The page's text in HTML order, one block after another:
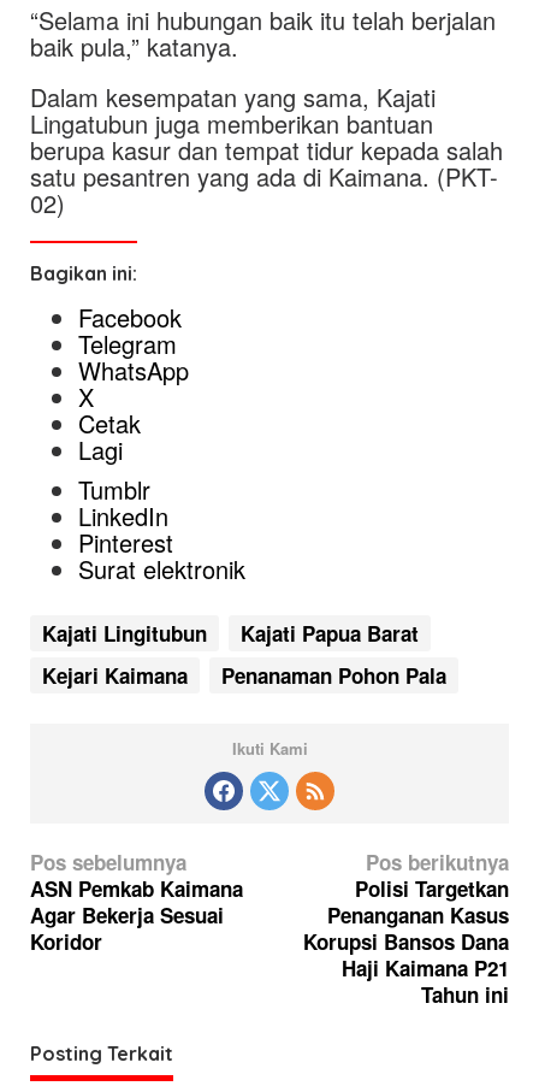
“Selama ini hubungan baik itu telah berjalan
baik pula,” katanya.
Dalam kesempatan yang sama, Kajati
Lingatubun juga memberikan bantuan
berupa kasur dan tempat tidur kepada salah
satu pesantren yang ada di Kaimana. (PKT-
02)
Bagikan ini:
Facebook
Telegram
WhatsApp
X
Cetak
Lagi
Tumblr
LinkedIn
Pinterest
Surat elektronik
Kajati Lingitubun
Kajati Papua Barat
Kejari Kaimana
Penanaman Pohon Pala
Ikuti Kami
N
a
v
i
s
Pos sebelumnya
ASN Pemkab Kaimana
Agar Bekerja Sesuai
Koridor
Pos berikutnya
Polisi Targetkan
Penanganan Kasus
Korupsi Bansos Dana
Haji Kaimana P21
Tahun ini
Posting Terkait